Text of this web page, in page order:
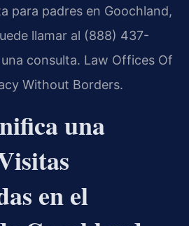
para padres en Goochland,
llamar al (888) 437-
consulta. Law Offices Of
Without Borders.
una
en el